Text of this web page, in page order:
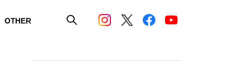
OTHER